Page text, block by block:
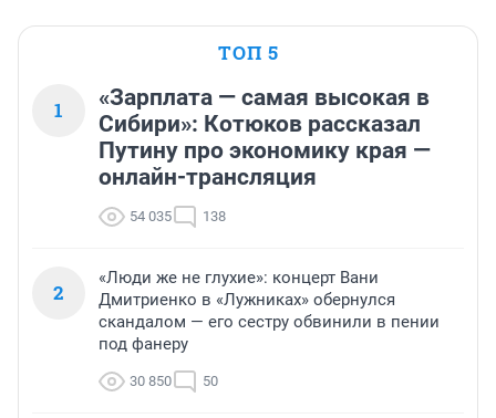
ТОП 5
1
«Зарплата — самая высокая в
Сибири»: Котюков рассказал
Путину про экономику края —
онлайн-трансляция
54 035 138
2
«Люди же не глухие»: концерт Вани
Дмитриенко в «Лужниках» обернулся
скандалом — его сестру обвинили в пении
под фанеру
30 850 50